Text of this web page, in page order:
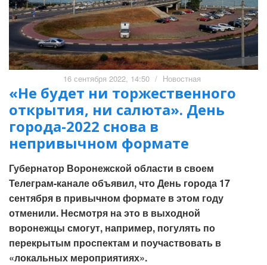
16 сентября 2022, 14:50 / Новостная
«Не будет ни торжественного
открытия, ни салюта». День
города-2022 снова в
непривычном формате
Губернатор Воронежской области в своем
Телеграм-канале объявил, что День города 17
сентября в привычном формате в этом году
отменили. Несмотря на это в выходной
воронежцы смогут, например, погулять по
перекрытым проспектам и поучаствовать в
«локальных мероприятиях».